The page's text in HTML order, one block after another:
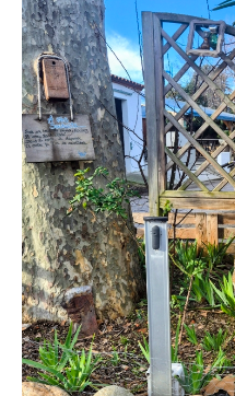
Formulaire de contact
Documentations
Actualités
Mobile home et tarifs
Emplacement et tarifs
Chambre à la nuitée et tarifs